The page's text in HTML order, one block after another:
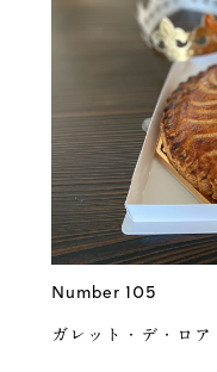
Number 105
ガレット・デ・ロア